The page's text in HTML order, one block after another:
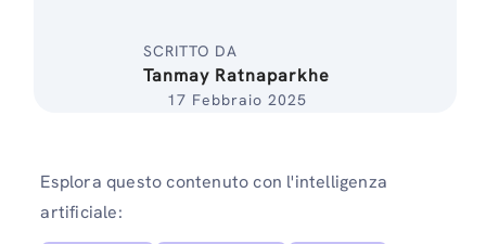
SCRITTO DA
Tanmay Ratnaparkhe
17 Febbraio 2025
Esplora questo contenuto con l'intelligenza
artificiale: